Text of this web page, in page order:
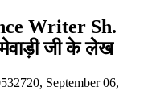
Writer Sh.
जी के लेख
September 06,